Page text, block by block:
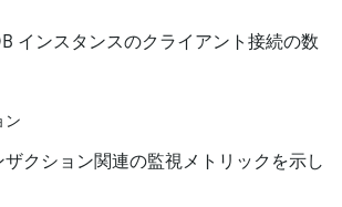
インスタンスのクライアント接続の数
ン
クション関連の監視メトリックを示し